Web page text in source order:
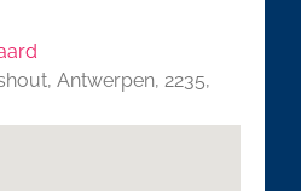
Antwerpen, 2235,